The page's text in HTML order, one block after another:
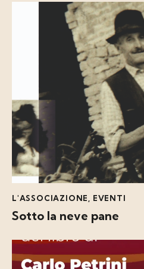
L'ASSOCIAZIONE, EVENTI
Sotto la neve pane